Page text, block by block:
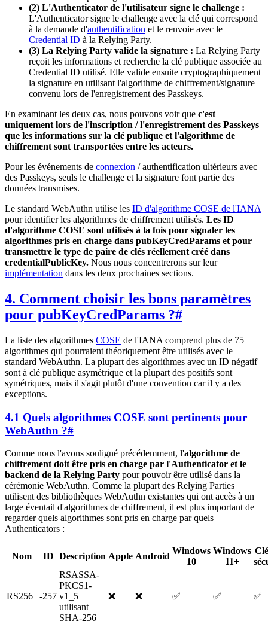
(2) L'Authenticator de l'utilisateur signe le challenge :
L'Authenticator signe le challenge avec la clé qui correspond
à la demande d'authentification et le renvoie avec le
Credential ID à la Relying Party.
(3) La Relying Party valide la signature : La Relying Party
reçoit les informations et recherche la clé publique associée au
Credential ID utilisé. Elle valide ensuite cryptographiquement
la signature en utilisant l'algorithme de chiffrement/signature
convenu lors de l'enregistrement des Passkeys.
En examinant les deux cas, nous pouvons voir que c'est
uniquement lors de l'inscription / l'enregistrement des Passkeys
que les informations sur la clé publique et l'algorithme de
chiffrement sont transportées entre les acteurs.
Pour les événements de connexion / authentification ultérieurs avec
des Passkeys, seuls le challenge et la signature font partie des
données transmises.
Le standard WebAuthn utilise les ID d'algorithme COSE de l'IANA
pour identifier les algorithmes de chiffrement utilisés. Les ID
d'algorithme COSE sont utilisés à la fois pour signaler les
algorithmes pris en charge dans pubKeyCredParams et pour
transmettre le type de paire de clés réellement créé dans
credentialPublicKey. Nous nous concentrerons sur leur
implémentation dans les deux prochaines sections.
4. Comment choisir les bons paramètres
pour pubKeyCredParams ?#
La liste des algorithmes COSE de l'IANA comprend plus de 75
algorithmes qui pourraient théoriquement être utilisés avec le
standard WebAuthn. La plupart des algorithmes avec un ID négatif
sont à clé publique asymétrique et la plupart des positifs sont
symétriques, mais il s'agit plutôt d'une convention car il y a des
exceptions.
4.1 Quels algorithmes COSE sont pertinents pour
WebAuthn ?#
Comme nous l'avons souligné précédemment, l'algorithme de
chiffrement doit être pris en charge par l'Authenticator et le
backend de la Relying Party pour pouvoir être utilisé dans la
cérémonie WebAuthn. Comme la plupart des Relying Parties
utilisent des bibliothèques WebAuthn existantes qui ont accès à un
large éventail d'algorithmes de chiffrement, il est plus important de
regarder quels algorithmes sont pris en charge par quels
Authenticators :
Nom ID Description Apple Android
Windows
10
Windows
11+
RS256 -257
RSASSA-
PKCS1-
v1_5
utilisant
SHA-256
❌ ❌ ✅ ✅ ✅